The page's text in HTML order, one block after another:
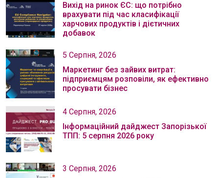
Вихід на ринок ЄС: що потрібно
врахувати під час класифікації
харчових продуктів і дієтичних
добавок
5 Серпня, 2026
Маркетинг без зайвих витрат:
підприємцям розповіли, як ефективно
просувати бізнес
4 Серпня, 2026
Інформаційний дайджест Запорізької
ТПП: 5 серпня 2026 року
3 Серпня, 2026